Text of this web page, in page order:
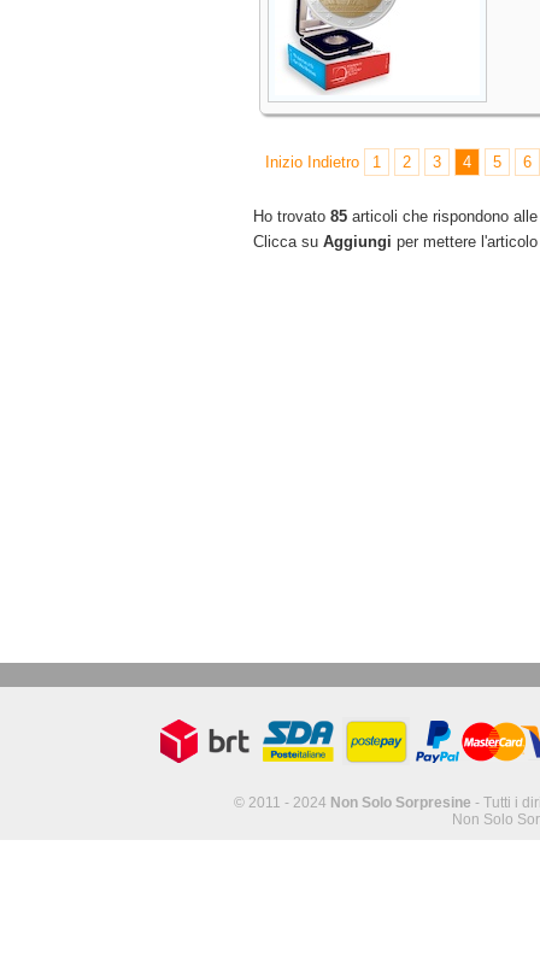
Inizio Indietro 1 2 3 4 5 6
Ho trovato 85 articoli che rispondono
Clicca su Aggiungi per mettere
© 2011 - 2024 Non Solo Sorpresine - Tutti i
Non Solo